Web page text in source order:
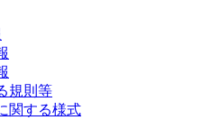
規則等
関する様式